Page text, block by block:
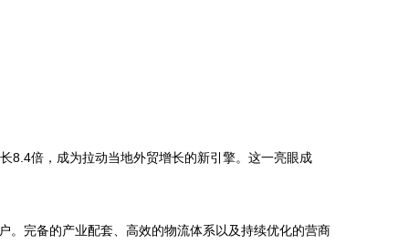
8.4倍，成为拉动当地外贸增长的新引擎。这一亮眼成
。完备的产业配套、高效的物流体系以及持续优化的营商